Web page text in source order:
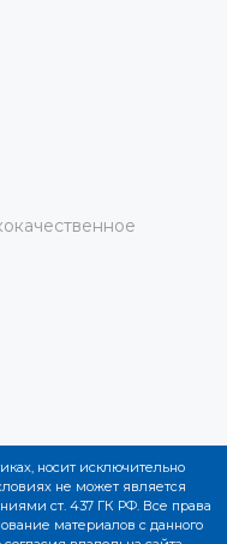
носит исключительно
не может является
ст. 437 ГК РФ. Все права
материалов с данного